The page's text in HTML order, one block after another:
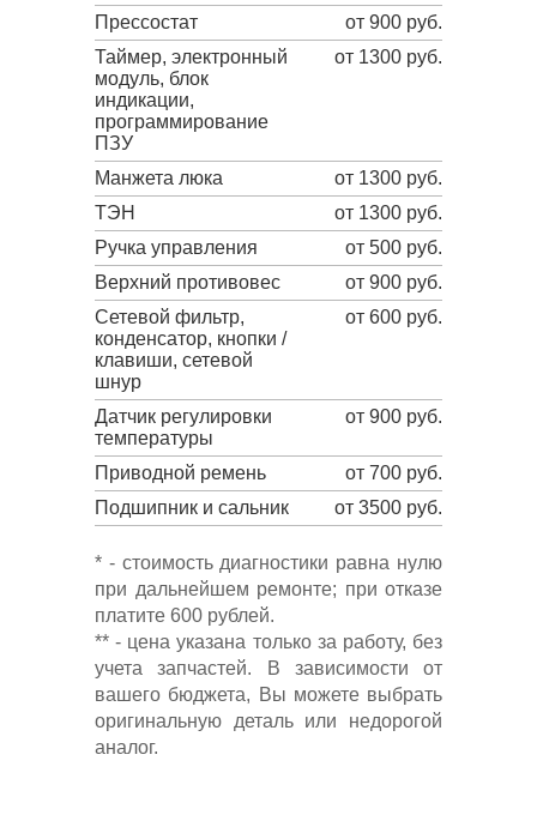
Прессостат
от 900 руб.
Таймер, электронный
модуль, блок
индикации,
программирование
ПЗУ
от 1300 руб.
Манжета люка
от 1300 руб.
ТЭН
от 1300 руб.
Ручка управления
от 500 руб.
Верхний противовес
от 900 руб.
Сетевой фильтр,
конденсатор, кнопки /
клавиши, сетевой
шнур
от 600 руб.
Датчик регулировки
температуры
от 900 руб.
Приводной ремень
от 700 руб.
Подшипник и сальник
от 3500 руб.
* - стоимость диагностики равна нулю
при дальнейшем ремонте; при отказе
платите 600 рублей.
** - цена указана только за работу, без
учета запчастей. В зависимости от
вашего бюджета, Вы можете выбрать
оригинальную деталь или недорогой
аналог.